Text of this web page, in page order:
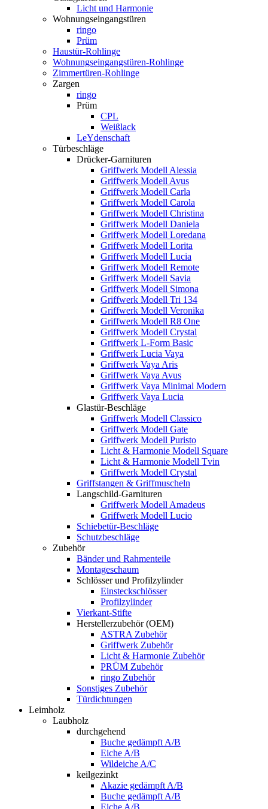
Licht und Harmonie
Wohnungseingangstüren
ringo
Prüm
Haustür-Rohlinge
Wohnungseingangstüren-Rohlinge
Zimmertüren-Rohlinge
Zargen
ringo
Prüm
CPL
Weißlack
LeYdenschaft
Türbeschläge
Drücker-Garnituren
Griffwerk Modell Alessia
Griffwerk Modell Avus
Griffwerk Modell Carla
Griffwerk Modell Carola
Griffwerk Modell Christina
Griffwerk Modell Daniela
Griffwerk Modell Loredana
Griffwerk Modell Lorita
Griffwerk Modell Lucia
Griffwerk Modell Remote
Griffwerk Modell Savia
Griffwerk Modell Simona
Griffwerk Modell Tri 134
Griffwerk Modell Veronika
Griffwerk Modell R8 One
Griffwerk Modell Crystal
Griffwerk L-Form Basic
Griffwerk Lucia Vaya
Griffwerk Vaya Aris
Griffwerk Vaya Avus
Griffwerk Vaya Minimal Modern
Griffwerk Vaya Lucia
Glastür-Beschläge
Griffwerk Modell Classico
Griffwerk Modell Gate
Griffwerk Modell Puristo
Licht & Harmonie Modell Square
Licht & Harmonie Modell Tvin
Griffwerk Modell Crystal
Griffstangen & Griffmuscheln
Langschild-Garnituren
Griffwerk Modell Amadeus
Griffwerk Modell Lucio
Schiebetür-Beschläge
Schutzbeschläge
Zubehör
Bänder und Rahmenteile
Montageschaum
Schlösser und Profilzylinder
Einsteckschlösser
Profilzylinder
Vierkant-Stifte
Herstellerzubehör (OEM)
ASTRA Zubehör
Griffwerk Zubehör
Licht & Harmonie Zubehör
PRÜM Zubehör
ringo Zubehör
Sonstiges Zubehör
Türdichtungen
Leimholz
Laubholz
durchgehend
Buche gedämpft A/B
Eiche A/B
Wildeiche A/C
keilgezinkt
Akazie gedämpft A/B
Buche gedämpft A/B
Eiche A/B